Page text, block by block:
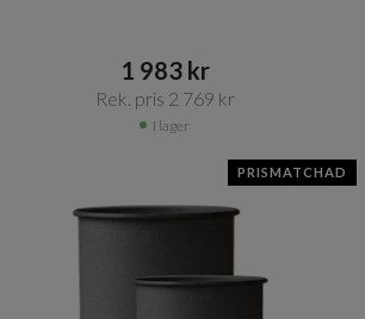
1 983 kr​​
Rek. pris 2 769 kr​​
I lager
PRISMATCHAD